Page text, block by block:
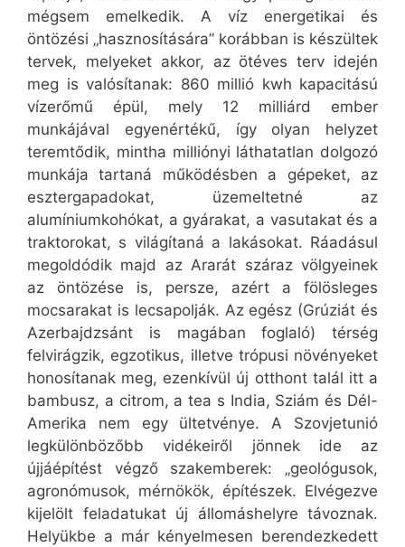
mégsem emelkedik. A víz energetikai és
öntözési „hasznosítására” korábban is készültek
tervek, melyeket akkor, az ötéves terv idején
meg is valósítanak: 860 millió kwh kapacitású
vízerőmű épül, mely 12 milliárd ember
munkájával egyenértékű, így olyan helyzet
teremtődik, mintha milliónyi láthatatlan dolgozó
munkája tartaná működésben a gépeket, az
esztergapadokat, üzemeltetné az
alumíniumkohókat, a gyárakat, a vasutakat és a
traktorokat, s világítaná a lakásokat. Ráadásul
megoldódik majd az Ararát száraz völgyeinek
az öntözése is, persze, azért a fölösleges
mocsarakat is lecsapolják. Az egész (Grúziát és
Azerbajdzsánt is magában foglaló) térség
felvirágzik, egzotikus, illetve trópusi növényeket
honosítanak meg, ezenkívül új otthont talál itt a
bambusz, a citrom, a tea s India, Sziám és Dél-
Amerika nem egy ültetvénye. A Szovjetunió
legkülönbözőbb vidékeiről jönnek ide az
újjáépítést végző szakemberek: „geológusok,
agronómusok, mérnökök, építészek. Elvégezve
kijelölt feladatukat új állomáshelyre távoznak.
Helyükbe a már kényelmesen berendezkedett